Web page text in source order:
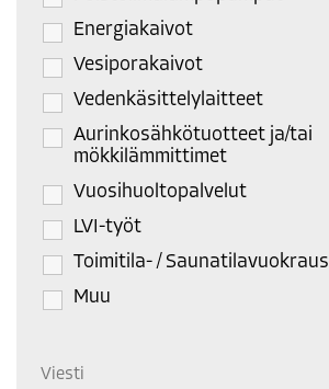
Energiakaivot
Vesiporakaivot
Vedenkäsittelylaitteet
Aurinkosähkötuotteet ja/tai
mökkilämmittimet
Vuosihuoltopalvelut
LVI-työt
Toimitila- / Saunatilavuokraus
Muu